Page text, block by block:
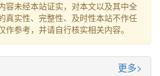
容未经本站证实，对本文以及其中全
真实性、完整性、及时性本站不作任
参考，并请自行核实相关内容。
更多>